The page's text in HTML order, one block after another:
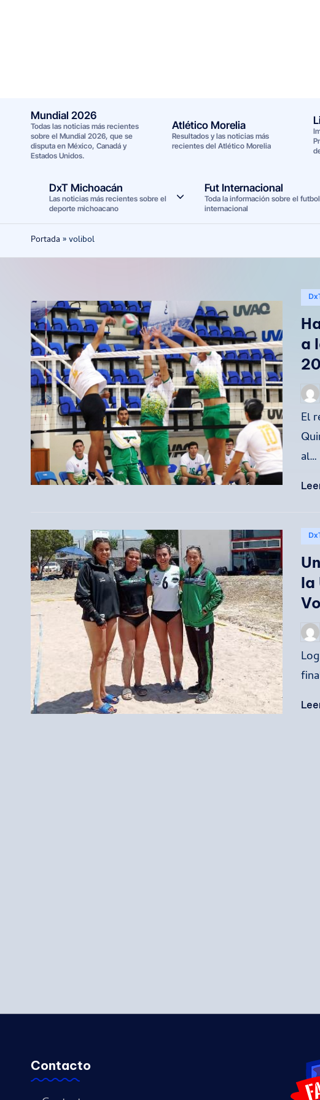
Mundial 2026
Todas las noticias más recientes
sobre el Mundial 2026, que se
disputa en México, Canadá y
Estados Unidos.
Atlético Morelia
Resultados y las noticias más
recientes del Atlético Morelia
DxT Michoacán
Las noticias más recientes sobre el
deporte michoacano
Fut Internacional
Toda la información sobre el futbol
internacional
Portada »volibol
a
por
El
al…
la
por
Contacto